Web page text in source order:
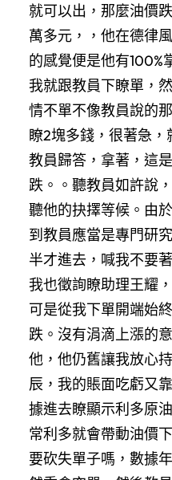
就可以出，那麼油價
萬多元，，他在德律
的感覺便是他有100%
我就跟教員下瞭單，
情不單不像教員說的
瞭2塊多錢，很著急，
教員歸答，拿著，這
跌。。聽教員如許說
聽他的抉擇等候。由
到教員應當是專門研
半才進去，喊我不要
我也徵詢瞭助理王耀
可是從我下單開端始
跌。沒有涓滴上漲的
他，他仍舊讓我放心
辰，我的賬面吃虧又
據進去瞭顯示利多原
常利多就會帶動油價
要砍失單子嗎，數據